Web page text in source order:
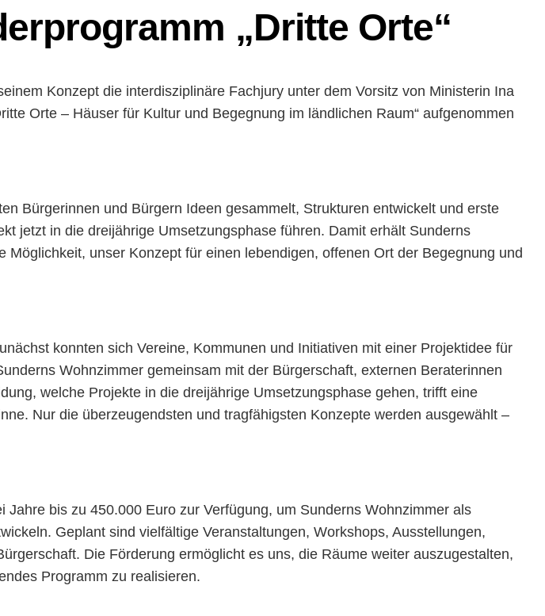
„Dritte Orte“
Konzept die interdisziplinäre Fachjury unter dem Vorsitz von Ministerin Ina
Orte – Häuser für Kultur und Begegnung im ländlichen Raum“ aufgenommen
Bürgerinnen und Bürgern Ideen gesammelt, Strukturen entwickelt und erste
jetzt in die dreijährige Umsetzungsphase führen. Damit erhält Sunderns
unser Konzept für einen lebendigen, offenen Ort der Begegnung und
konnten sich Vereine, Kommunen und Initiativen mit einer Projektidee für
Wohnzimmer gemeinsam mit der Bürgerschaft, externen Beraterinnen
welche Projekte in die dreijährige Umsetzungsphase gehen, trifft eine
Nur die überzeugendsten und tragfähigsten Konzepte werden ausgewählt –
bis zu 450.000 Euro zur Verfügung, um Sunderns Wohnzimmer als
Geplant sind vielfältige Veranstaltungen, Workshops, Ausstellungen,
Die Förderung ermöglicht es uns, die Räume weiter auszugestalten,
Programm zu realisieren.